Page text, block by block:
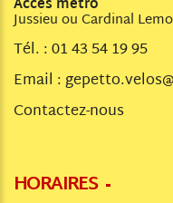
Jussieu ou Cardinal
Tél. :01 43 54 19 95
Email :
Contactez-nous
HORAIRES